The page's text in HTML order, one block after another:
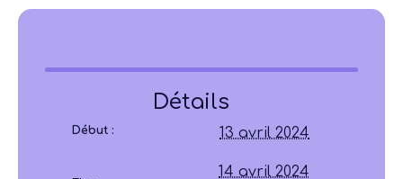
Détails
Début : 13 avril 2024
14 avril 2024